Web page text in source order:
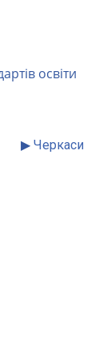
освіти
▶ Черкаси